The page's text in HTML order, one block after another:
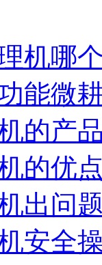
机哪
能微
的产
的优
出问
安全